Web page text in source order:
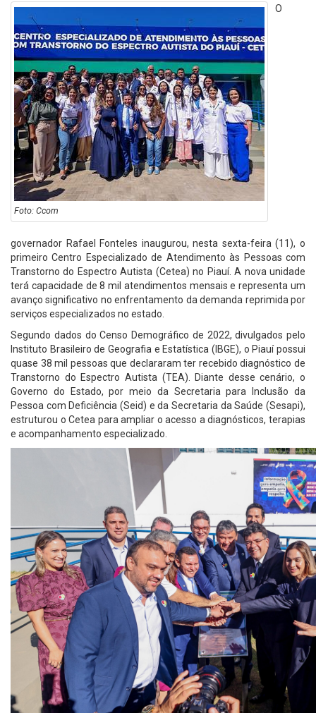
Foto: Ccom
O
governador Rafael Fonteles inaugurou, nesta sexta-feira (11), o
primeiro Centro Especializado de Atendimento às Pessoas com
Transtorno do Espectro Autista (Cetea) no Piauí. A nova unidade
terá capacidade de 8 mil atendimentos mensais e representa um
avanço significativo no enfrentamento da demanda reprimida por
serviços especializados no estado.
Segundo dados do Censo Demográfico de 2022, divulgados pelo
Instituto Brasileiro de Geografia e Estatística (IBGE), o Piauí possui
quase 38 mil pessoas que declararam ter recebido diagnóstico de
Transtorno do Espectro Autista (TEA). Diante desse cenário, o
Governo do Estado, por meio da Secretaria para Inclusão da
Pessoa com Deficiência (Seid) e da Secretaria da Saúde (Sesapi),
estruturou o Cetea para ampliar o acesso a diagnósticos, terapias
e acompanhamento especializado.